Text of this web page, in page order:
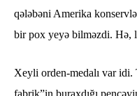
qələbəni Amerika
bir pox yeyə bilməzdi. Hə,
Xeyli orden-medalı var idi.